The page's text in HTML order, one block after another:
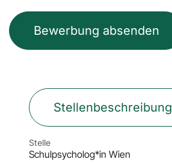
Bewerbung absenden
Stellenbeschreibung
Stelle
Schulpsycholog*in Wien